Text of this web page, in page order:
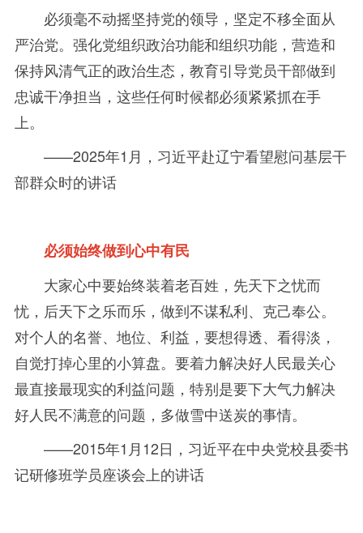
必须毫不动摇坚持党的领导，坚定不移全面从
严治党。强化党组织政治功能和组织功能，营造和
保持风清气正的政治生态，教育引导党员干部做到
忠诚干净担当，这些任何时候都必须紧紧抓在手
上。
——2025年1月，习近平赴辽宁看望慰问基层干
部群众时的讲话
必须始终做到心中有民
大家心中要始终装着老百姓，先天下之忧而
忧，后天下之乐而乐，做到不谋私利、克己奉公。
对个人的名誉、地位、利益，要想得透、看得淡，
自觉打掉心里的小算盘。要着力解决好人民最关心
最直接最现实的利益问题，特别是要下大气力解决
好人民不满意的问题，多做雪中送炭的事情。
——2015年1月12日，习近平在中央党校县委书
记研修班学员座谈会上的讲话